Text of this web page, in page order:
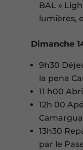
BAL »
lumières,
Dimanche
9h30
la pena
11 h00
12h 00
Camargua
13h30
par le